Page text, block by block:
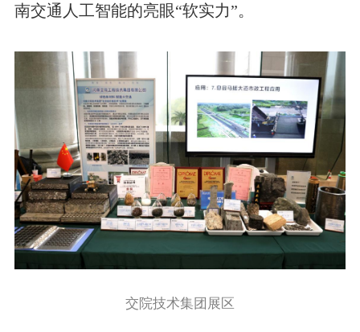
南交通人工智能的亮眼“软实力”。
交院技术集团展区